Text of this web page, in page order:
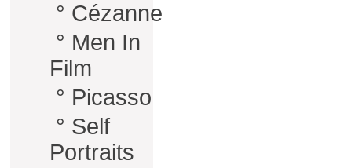
° Cézanne
° Men In
Film
° Picasso
° Self
Portraits